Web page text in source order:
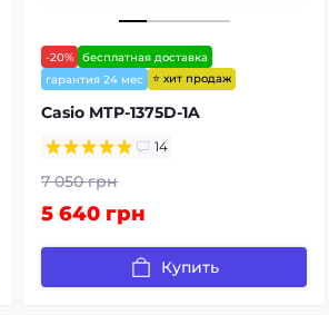
-20%
бесплатная доставка
гарантия 24 мес
⭐ хит продаж
Casio MTP-1375D-1A
14
7 050 грн
5 640 грн
Купить